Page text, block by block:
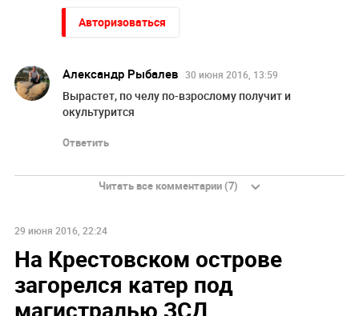
Авторизоваться
Александр Рыбалев 30 июня 2016, 13:59
Вырастет, по челу по-взрослому получит и
окультурится
Ответить
Читать все комментарии (7)
29 июня 2016, 22:24
На Крестовском острове
загорелся катер под
магистралью ЗСД